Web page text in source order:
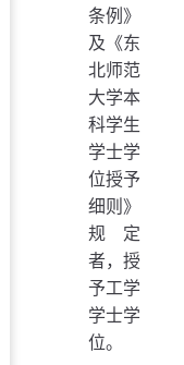
条例》
及《东
北师范
大学本
科学生
学士学
位授予
细则》
规定
者，授
予工学
学士学
位。